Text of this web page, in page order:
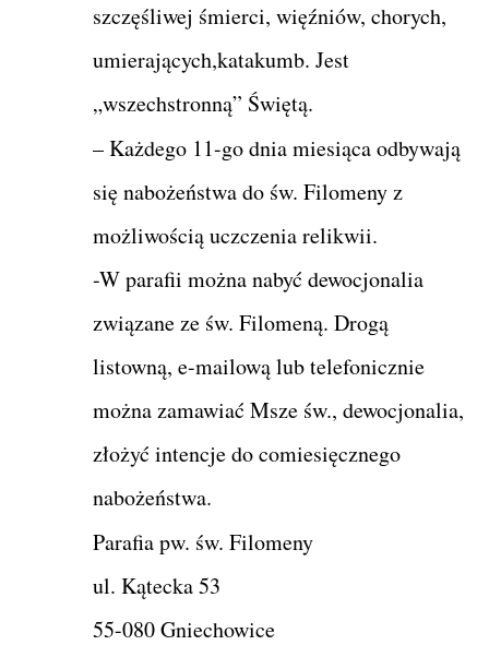
szczęśliwej śmierci, więźniów, chorych,
umierających,katakumb. Jest
„wszechstronną” Świętą.
– Każdego 11-go dnia miesiąca odbywają
się nabożeństwa do św. Filomeny z
możliwością uczczenia relikwii.
-W parafii można nabyć dewocjonalia
związane ze św. Filomeną. Drogą
listowną, e-mailową lub telefonicznie
można zamawiać Msze św., dewocjonalia,
złożyć intencje do comiesięcznego
nabożeństwa.
Parafia pw. św. Filomeny
ul. Kątecka 53
55-080 Gniechowice